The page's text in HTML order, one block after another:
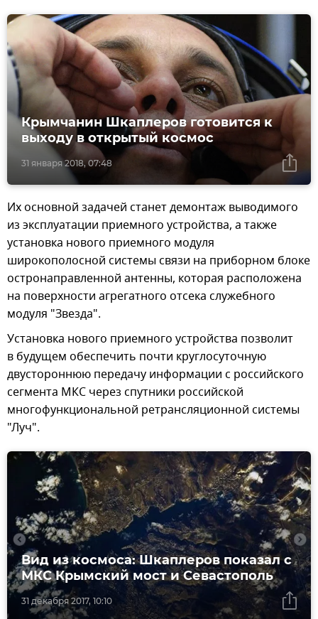
31 января 2018, 07:48
Крымчанин Шкаплеров готовится к
выходу в открытый космос
Их основной задачей станет демонтаж выводимого
из эксплуатации приемного устройства, а также
установка нового приемного модуля
широкополосной системы связи на приборном блоке
остронаправленной антенны, которая расположена
на поверхности агрегатного отсека служебного
модуля "Звезда".
Установка нового приемного устройства позволит
в будущем обеспечить почти круглосуточную
двустороннюю передачу информации с российского
сегмента МКС через спутники российской
многофункциональной ретрансляционной системы
"Луч".
31 декабря 2017, 10:10
Вид из космоса: Шкаплеров показал с
МКС Крымский мост и Севастополь